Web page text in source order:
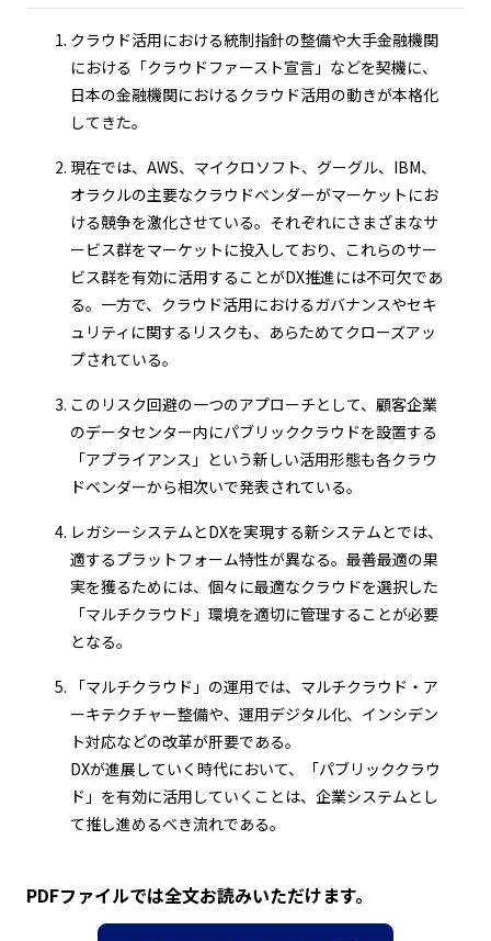
クラウド活用における統制指針の整備や大手金融機関
における「クラウドファースト宣言」などを契機に、
日本の金融機関におけるクラウド活用の動きが本格化
してきた。
現在では、AWS、マイクロソフト、グーグル、IBM、
オラクルの主要なクラウドベンダーがマーケットにお
ける競争を激化させている。それぞれにさまざまなサ
ービス群をマーケットに投入しており、これらのサー
ビス群を有効に活用することがDX推進には不可欠であ
る。一方で、クラウド活用におけるガバナンスやセキ
ュリティに関するリスクも、あらためてクローズアッ
プされている。
このリスク回避の一つのアプローチとして、顧客企業
のデータセンター内にパブリッククラウドを設置する
「アプライアンス」という新しい活用形態も各クラウ
ドベンダーから相次いで発表されている。
レガシーシステムとDXを実現する新システムとでは、
適するプラットフォーム特性が異なる。最善最適の果
実を獲るためには、個々に最適なクラウドを選択した
「マルチクラウド」環境を適切に管理することが必要
となる。
「マルチクラウド」の運用では、マルチクラウド・ア
ーキテクチャー整備や、運用デジタル化、インシデン
ト対応などの改革が肝要である。
DXが進展していく時代において、「パブリッククラウ
ド」を有効に活用していくことは、企業システムとし
て推し進めるべき流れである。
PDFファイルでは全文お読みいただけます。